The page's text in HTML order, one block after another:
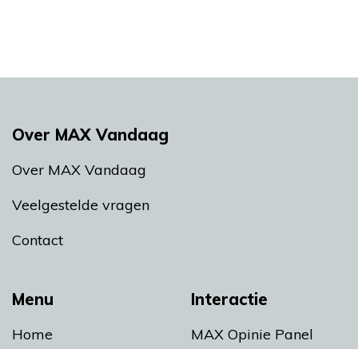
Menu
Home
Interactie
MAX Opinie Panel
Over MAX Vandaag
Over MAX Vandaag
Veelgestelde vragen
Contact